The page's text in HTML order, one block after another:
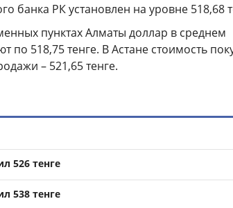
банка РК установлен на уровне 518,68
пунктах Алматы доллар в среднем
по 518,75 тенге. В Астане стоимость
– 521,65 тенге.
526 тенге
538 тенге